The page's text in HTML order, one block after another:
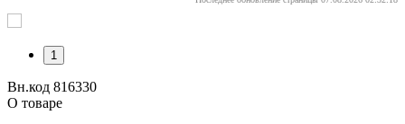
1
Вн.код 816330
О товаре